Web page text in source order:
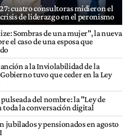
cuatro consultoras midieron el
de liderazgo en el peronismo
Sombras de una mujer", la nueva
el caso de una esposa que
a la Inviolabilidad de la
tuvo que ceder en la Ley
del nombre: la "Ley de
toda la conversación digital
jubilados y pensionados en agosto